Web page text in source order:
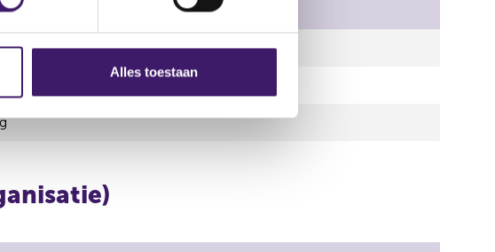
Alles toestaan
Tuchtrechtelijke maatregel